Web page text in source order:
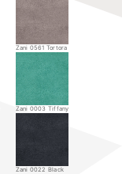
Zani 0561 Tortora
Zani 0003 Tiffany
Zani 0022 Black